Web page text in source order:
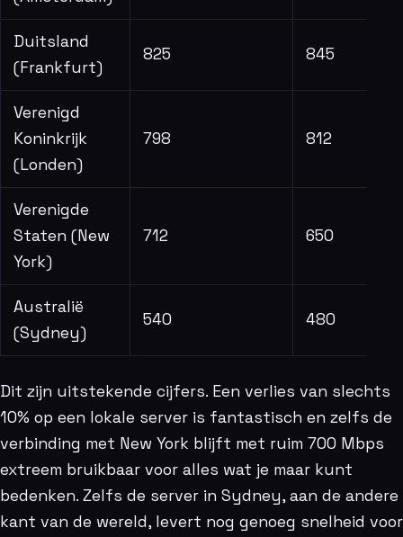
Duitsland
(Frankfurt)
825 845
Verenigd
Koninkrijk
(Londen)
798 812
Verenigde
Staten (New
York)
712 650
Australië
(Sydney)
540 480
Dit zijn uitstekende cijfers. Een verlies van slechts
10% op een lokale server is fantastisch en zelfs de
verbinding met New York blijft met ruim 700 Mbps
extreem bruikbaar voor alles wat je maar kunt
bedenken. Zelfs de server in Sydney, aan de andere
kant van de wereld, levert nog genoeg snelheid voor